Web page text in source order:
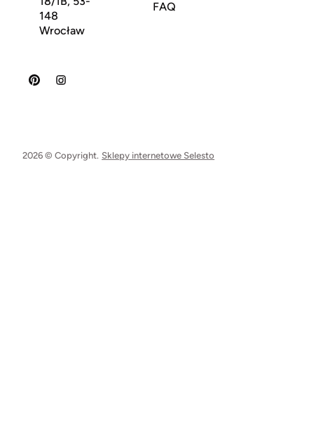
148
Wrocław
FAQ
2026 © Copyright. Sklepy internetowe Selesto